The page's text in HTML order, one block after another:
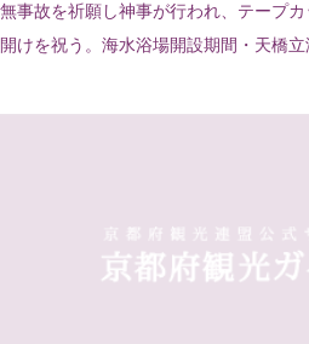
無事故を祈願し神事が行われ、テープ
開けを祝う。海水浴場開設期間・天橋